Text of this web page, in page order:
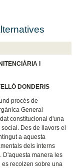
I
DONDERIS
procés de
General
constitucional d'una
Des de llavors el
a aquesta
dels interns
D'aquesta manera les
recolzen sobre una